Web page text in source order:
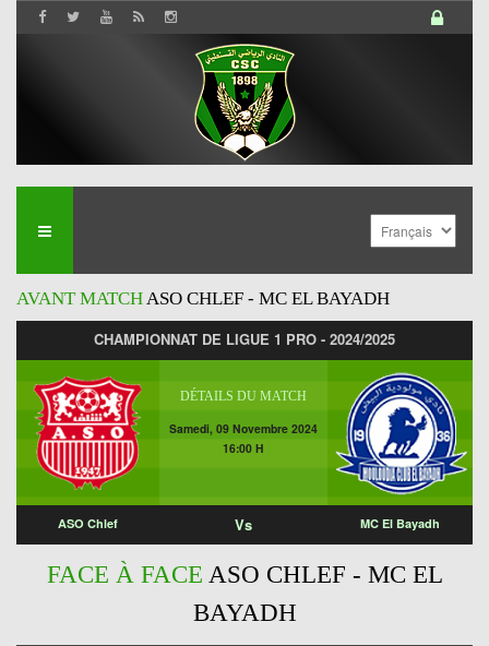
AVANT MATCHASO CHLEF - MC EL BAYADH
CHAMPIONNAT DE LIGUE 1 PRO - 2024/2025
DÉTAILS DU MATCH
Samedi, 09 Novembre 2024
16:00 H
ASO Chlef Vs MC El Bayadh
FACE À FACE ASO CHLEF - MC EL
BAYADH